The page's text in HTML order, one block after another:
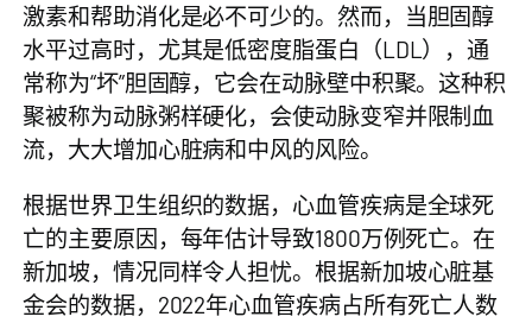
激素和帮助消化是必不可少的。然而，当胆固醇
水平过高时，尤其是低密度脂蛋白（LDL），通
常称为“坏”胆固醇，它会在动脉壁中积聚。这种积
聚被称为动脉粥样硬化，会使动脉变窄并限制血
流，大大增加心脏病和中风的风险。
根据世界卫生组织的数据，心血管疾病是全球死
亡的主要原因，每年估计导致1800万例死亡。在
新加坡，情况同样令人担忧。根据新加坡心脏基
金会的数据，2022年心血管疾病占所有死亡人数